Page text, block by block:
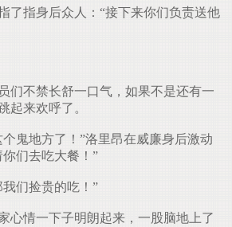
了指身后众人：“接下来你们负责送他
们不禁长舒一口气，如果不是还有一
起来欢呼了。
鬼地方了！”洛里昂在威廉身后激动
们去吃大餐！”
们捡贵的吃！”
心情一下子明朗起来，一股脑地上了